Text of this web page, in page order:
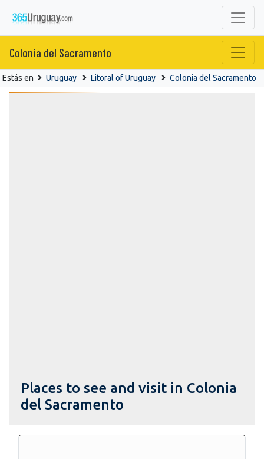
Colonia del Sacramento
Estás en Uruguay Litoral of Uruguay Colonia del Sacramento
Places to see and visit in Colonia
del Sacramento